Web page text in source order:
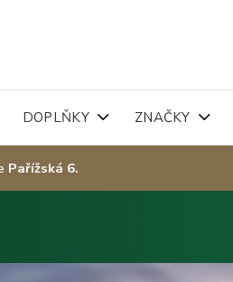
DOPLŇKY ZNAČKY
Pařížská 6.